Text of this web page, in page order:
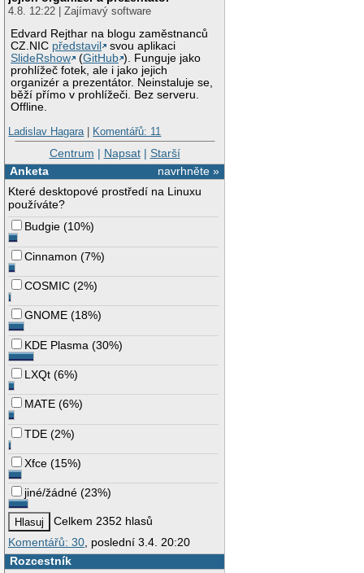
4.8. 12:22 | Zajímavý software
Edvard Rejthar na blogu zaměstnanců
CZ.NIC představil
svou aplikaci
SlideRshow
(GitHub ). Funguje jako
prohlížeč fotek, ale i jako jejich
organizér a prezentátor. Neinstaluje se,
běží přímo v prohlížeči. Bez serveru.
Offline.
Ladislav Hagara| Komentářů: 11
Centrum | Napsat| Starší
navrhněte »
Anketa
Které desktopové prostředí na Linuxu
používáte?
Budgie (10%)
Cinnamon (7%)
COSMIC (2%)
GNOME (18%)
KDE Plasma (30%)
LXQt (6%)
MATE (6%)
TDE (2%)
Xfce (15%)
jiné/žádné (23%)
Celkem 2352 hlasů
Komentářů: 30 , poslední 3.4. 20:20
Rozcestník